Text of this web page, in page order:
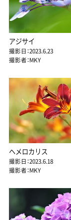
アジサイ
撮影日：2023.6.23
撮影者：MKY
ヘメロカリス
撮影日：2023.6.18
撮影者：MKY